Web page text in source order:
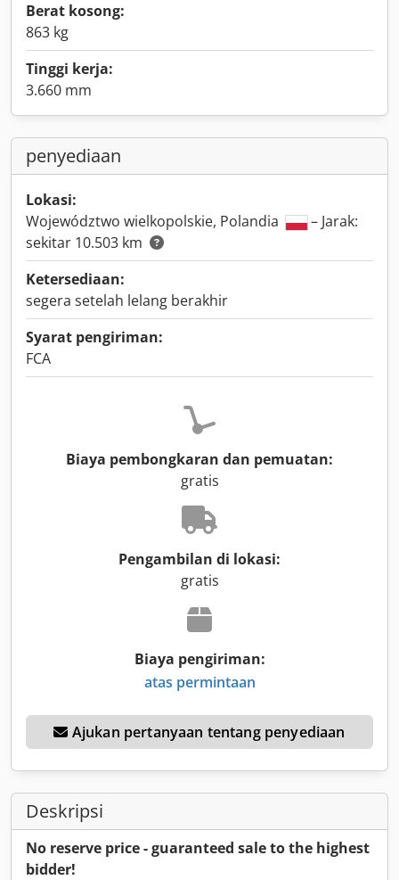
Berat kosong:
863 kg
Tinggi kerja:
3.660 mm
penyediaan
Lokasi:
Województwo wielkopolskie, Polandia
– Jarak:
sekitar 10.503 km
Ketersediaan:
segera setelah lelang berakhir
Syarat pengiriman:
FCA
Biaya pembongkaran dan pemuatan:
gratis
Pengambilan di lokasi:
gratis
Biaya pengiriman:
atas permintaan
Ajukan pertanyaan tentang penyediaan
Deskripsi
No reserve price - guaranteed sale to the highest
bidder!